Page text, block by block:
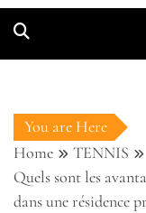
You are Here
Home
TENNIS
Quels sont les
dans une résidence